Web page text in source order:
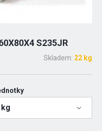
S235JR
Skladem: 22 kg
kg